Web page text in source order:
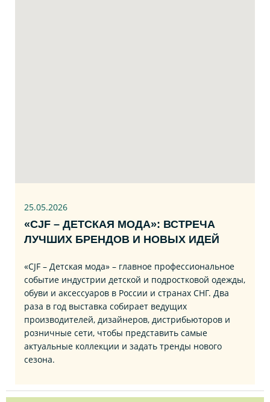
25.05.2026
«CJF – ДЕТСКАЯ МОДА»: ВСТРЕЧА
ЛУЧШИХ БРЕНДОВ И НОВЫХ ИДЕЙ
«CJF – Детская мода» – главное профессиональное
событие индустрии детской и подростковой одежды,
обуви и аксессуаров в России и странах СНГ. Два
раза в год выставка собирает ведущих
производителей, дизайнеров, дистрибьюторов и
розничные сети, чтобы представить самые
актуальные коллекции и задать тренды нового
сезона.